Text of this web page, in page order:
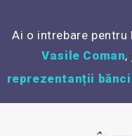
Ai o intrebare pentru
Vasile Coman,
reprezentanții